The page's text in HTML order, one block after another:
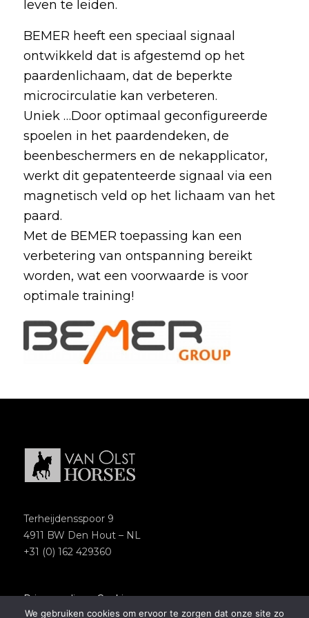
leven te leiden.
BEMER heeft een speciaal signaal
ontwikkeld dat is afgestemd op het
paardenlichaam, dat de beperkte
microcirculatie kan verbeteren.
Uniek …Door optimaal geconfigureerde
spoelen in het paardendeken, de
beenbeschermers en de nekapplicator,
werkt dit gepatenteerde signaal via een
magnetisch veld op het lichaam van het
paard.
Met de BEMER toepassing kan een
verbetering van ontspanning bereikt
worden, wat een voorwaarde is voor
optimale training!
Terheijdensspoor 9
4911 BW Den Hout – NL
+31 (0) 162 429360
Privacypolicy–Cookies
Copyright 2018 – Van Olst Horses
We gebruiken cookies om ervoor te zorgen dat onze site zo